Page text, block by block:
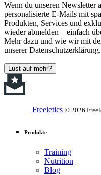
Wenn du unseren Newsletter
personalisierte E-Mails mit
Produkten, Services und
wieder abmelden – einfach
Mehr dazu und wie wir mit
unserer Datenschutzerklärung.
Lust auf mehr?
Freeletics © 2026
Produkte
Training
Nutrition
Blog